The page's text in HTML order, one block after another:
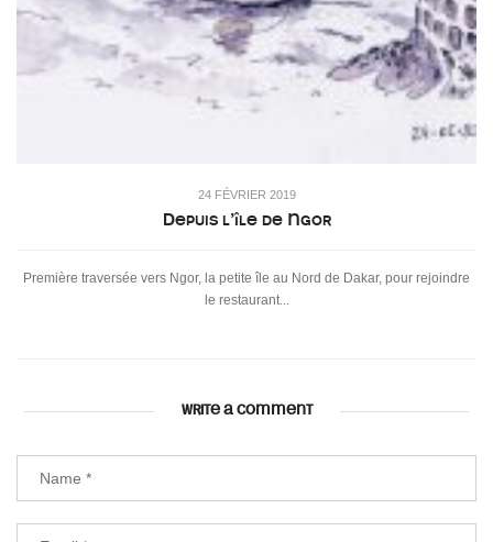
24 FÉVRIER 2019
Depuis l’île de Ngor
Première traversée vers Ngor, la petite île au Nord de Dakar, pour rejoindre
le restaurant...
WRITE A COMMENT